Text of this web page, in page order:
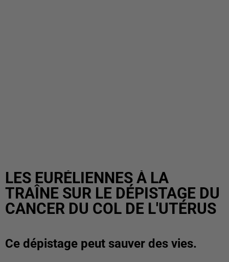
LES EURÉLIENNES À LA
TRAÎNE SUR LE DÉPISTAGE DU
CANCER DU COL DE L'UTÉRUS
Ce dépistage peut sauver des vies.